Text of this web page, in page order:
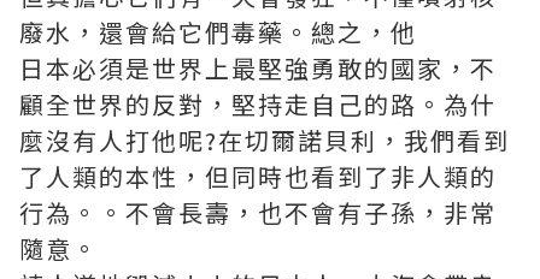
廢水，還會給它們毒藥。總之，他
日本必須是世界上最堅強勇敢的國家，不
顧全世界的反對，堅持走自己的路。為什
麼沒有人打他呢?在切爾諾貝利，我們看到
了人類的本性，但同時也看到了非人類的
行為。。不會長壽，也不會有子孫，非常
隨意。